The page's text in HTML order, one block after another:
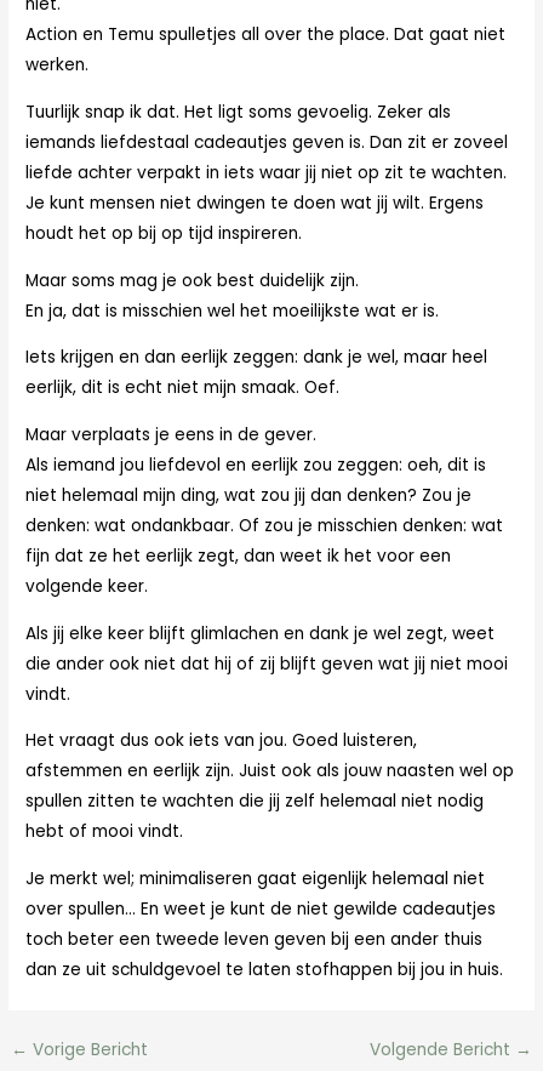
niet.
Action en Temu spulletjes all over the place. Dat gaat niet
werken.
Tuurlijk snap ik dat. Het ligt soms gevoelig. Zeker als
iemands liefdestaal cadeautjes geven is. Dan zit er zoveel
liefde achter verpakt in iets waar jij niet op zit te wachten.
Je kunt mensen niet dwingen te doen wat jij wilt. Ergens
houdt het op bij op tijd inspireren.
Maar soms mag je ook best duidelijk zijn.
En ja, dat is misschien wel het moeilijkste wat er is.
Iets krijgen en dan eerlijk zeggen: dank je wel, maar heel
eerlijk, dit is echt niet mijn smaak. Oef.
Maar verplaats je eens in de gever.
Als iemand jou liefdevol en eerlijk zou zeggen: oeh, dit is
niet helemaal mijn ding, wat zou jij dan denken? Zou je
denken: wat ondankbaar. Of zou je misschien denken: wat
fijn dat ze het eerlijk zegt, dan weet ik het voor een
volgende keer.
Als jij elke keer blijft glimlachen en dank je wel zegt, weet
die ander ook niet dat hij of zij blijft geven wat jij niet mooi
vindt.
Het vraagt dus ook iets van jou. Goed luisteren,
afstemmen en eerlijk zijn. Juist ook als jouw naasten wel op
spullen zitten te wachten die jij zelf helemaal niet nodig
hebt of mooi vindt.
Je merkt wel; minimaliseren gaat eigenlijk helemaal niet
over spullen… En weet je kunt de niet gewilde cadeautjes
toch beter een tweede leven geven bij een ander thuis
dan ze uit schuldgevoel te laten stofhappen bij jou in huis.
← Vorige Bericht Volgende Bericht →